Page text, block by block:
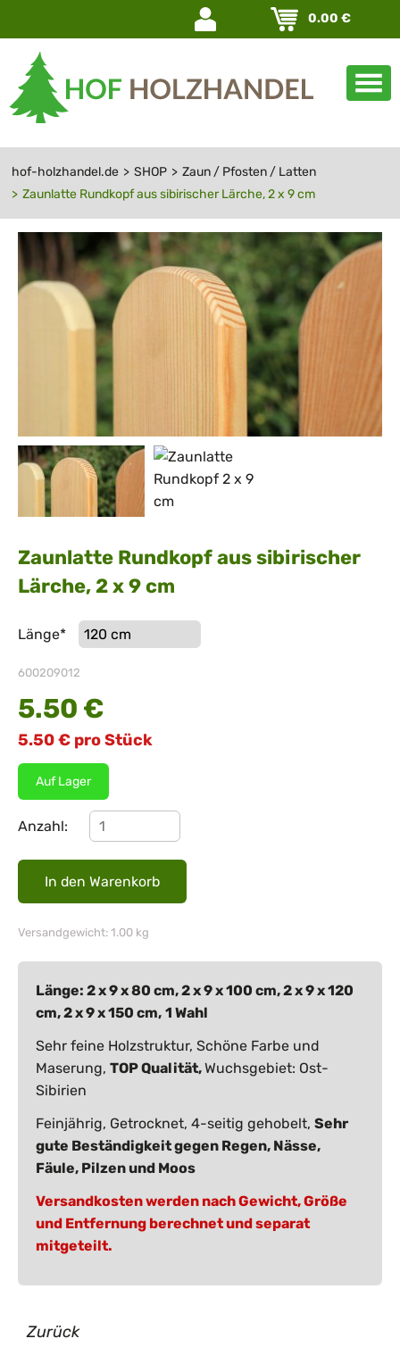
Navigation
überspringen
0.00 €
hof-holzhandel.de SHOP
Zaun / Pfosten / Latten
Zaunlatte Rundkopf aus sibirischer Lärche, 2 x 9 cm
Zaunlatte Rundkopf aus sibirischer
Lärche, 2 x 9 cm
Pflichtfeld
Länge*
600209012
5.50 €
5.50€ pro Stück
Auf Lager
Anzahl:
Versandgewicht: 1.00 kg
Länge: 2 x 9 x 80 cm, 2 x 9 x 100 cm, 2 x 9 x 120
cm, 2 x 9 x 150 cm, 1 Wahl
Sehr feine Holzstruktur, Schöne Farbe und
Maserung, TOP Qualität,Wuchsgebiet: Ost-
Sibirien
Feinjährig, Getrocknet, 4-seitig gehobelt, Sehr
gute Beständigkeit gegen Regen, Nässe,
Fäule, Pilzen und Moos
Versandkosten werden nach Gewicht, Größe
und Entfernung berechnet und separat
mitgeteilt.
Zurück